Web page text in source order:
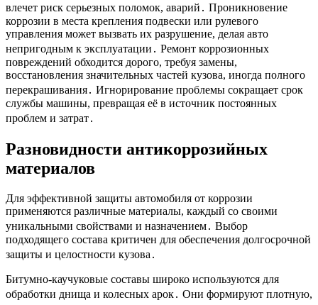
влечет риск серьезных поломок, аварий․ Проникновение
коррозии в места крепления подвески или рулевого
управления может вызвать их разрушение, делая авто
непригодным к эксплуатации․ Ремонт коррозионных
повреждений обходится дорого, требуя замены,
восстановления значительных частей кузова, иногда полного
перекрашивания․ Игнорирование проблемы сокращает срок
службы машины, превращая её в источник постоянных
проблем и затрат․
Разновидности антикоррозийных
материалов
Для эффективной защиты автомобиля от коррозии
применяются различные материалы, каждый со своими
уникальными свойствами и назначением․ Выбор
подходящего состава критичен для обеспечения долгосрочной
защиты и целостности кузова․
Битумно-каучуковые составы широко используются для
обработки днища и колесных арок․ Они формируют плотную,